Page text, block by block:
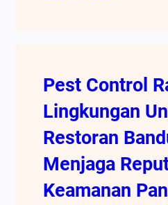
Pest Control
Lingkungan
Restoran
Menjaga
Keamanan